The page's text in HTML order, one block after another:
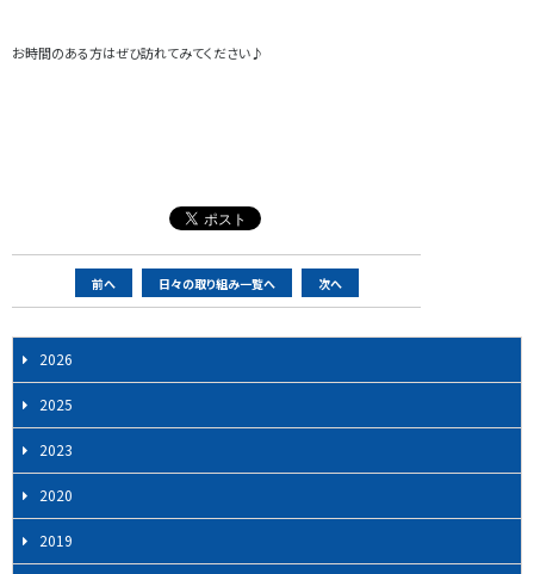
お時間のある方はぜひ訪れてみてください♪
ー
ジ
ナ
ビ
ゲ
ー
シ
ョ
ン
前へ 日々の取り組み一覧へ 次へ
2026
2025
2023
2020
2019